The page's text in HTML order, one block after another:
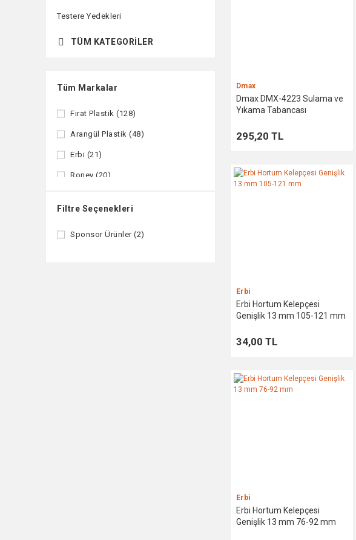
Testere Yedekleri
TÜM KATEGORILER
Tüm Markalar
Fırat Plastik (128)
Arangül Plastik (48)
Erbi (21)
Roney (20)
hirdavat39 (14)
Dmax (13)
Filtre Seçenekleri
Sponsor Ürünler (2)
Dmax
Dmax DMX-4223 Sulama ve
Yıkama Tabancası
295,20 TL
Erbi
Erbi Hortum Kelepçesi
Genişlik 13 mm 105-121 mm
34,00 TL
Erbi
Erbi Hortum Kelepçesi
Genişlik 13 mm 76-92 mm